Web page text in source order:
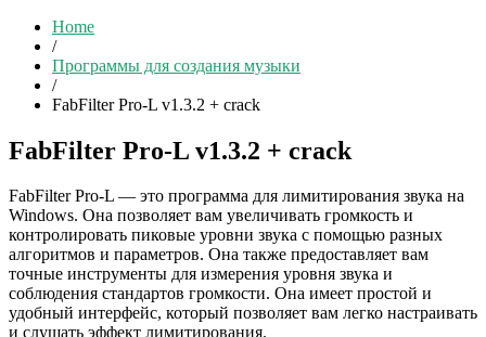
Home
/
Программы для создания музыки
/
FabFilter Pro-L v1.3.2 + crack
FabFilter Pro-L v1.3.2 + crack
FabFilter Pro-L — это программа для лимитирования звука на
Windows. Она позволяет вам увеличивать громкость и
контролировать пиковые уровни звука с помощью разных
алгоритмов и параметров. Она также предоставляет вам
точные инструменты для измерения уровня звука и
соблюдения стандартов громкости. Она имеет простой и
удобный интерфейс, который позволяет вам легко настраивать
и слушать эффект лимитирования.